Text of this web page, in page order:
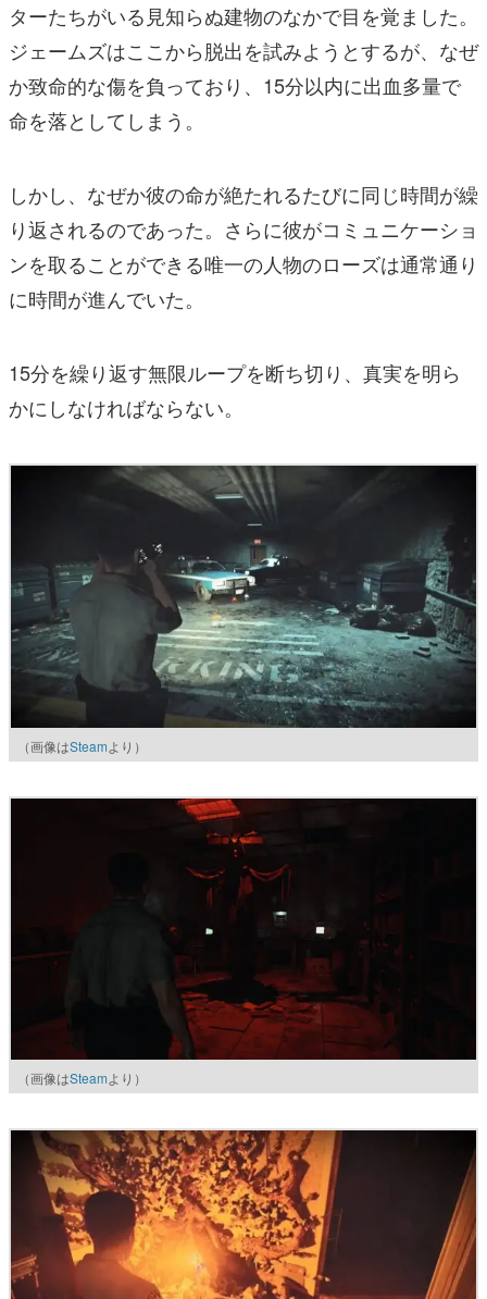
ターたちがいる見知らぬ建物のなかで目を覚ました。
ジェームズはここから脱出を試みようとするが、なぜ
か致命的な傷を負っており、15分以内に出血多量で
命を落としてしまう。
しかし、なぜか彼の命が絶たれるたびに同じ時間が繰
り返されるのであった。さらに彼がコミュニケーショ
ンを取ることができる唯一の人物のローズは通常通り
に時間が進んでいた。
15分を繰り返す無限ループを断ち切り、真実を明ら
かにしなければならない。
（画像はSteamより）
（画像はSteamより）